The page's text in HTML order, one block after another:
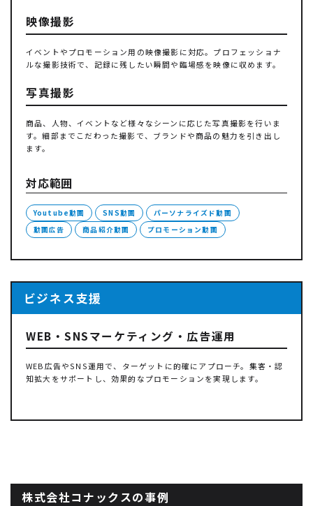
映像撮影
イベントやプロモーション用の映像撮影に対応。プロフェッショナ
ルな撮影技術で、記録に残したい瞬間や臨場感を映像に収めます。
写真撮影
商品、人物、イベントなど様々なシーンに応じた写真撮影を行いま
す。細部までこだわった撮影で、ブランドや商品の魅力を引き出し
ます。
対応範囲
Youtube動画 SNS動画
パーソナライズド動画
動画広告
商品紹介動画 プロモーション動画
ビジネス支援
WEB・SNSマーケティング・広告運用
WEB広告やSNS運用で、ターゲットに的確にアプローチ。集客・認
知拡大をサポートし、効果的なプロモーションを実現します。
株式会社コナックスの事例